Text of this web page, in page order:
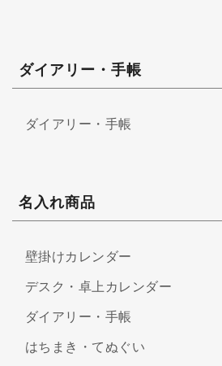
ダイアリー・手帳
ダイアリー・手帳
名入れ商品
壁掛けカレンダー
デスク・卓上カレンダー
ダイアリー・手帳
はちまき・てぬぐい